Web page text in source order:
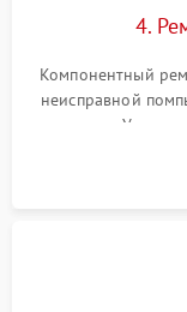
4.
Компонентный
неисправной
жерновов.
ring) и